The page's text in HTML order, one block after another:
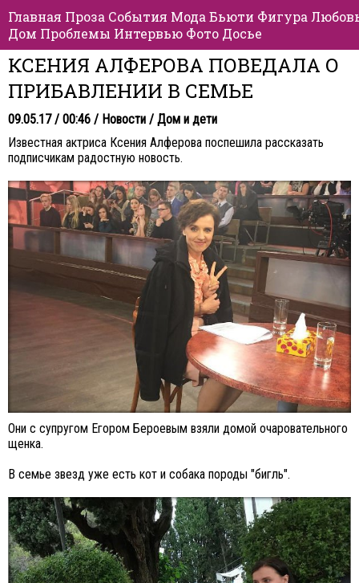
Главная Проза События Мода Бьюти Фигура
Дом Проблемы Интервью Фото Досье
КСЕНИЯ АЛФЕРОВА ПОВЕДАЛА О
ПРИБАВЛЕНИИ В СЕМЬЕ
09.05.17 / 00:46 / Новости / Дом и дети
Известная актриса Ксения Алферова поспешила рассказать
подписчикам радостную новость.
Они с супругом Егором Бероевым взяли домой очаровательного
щенка.
В семье звезд уже есть кот и собака породы "бигль".